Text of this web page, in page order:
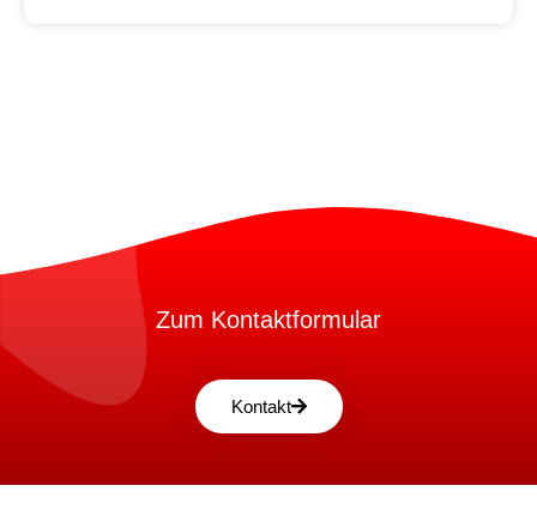
Zum Kontaktformular
Kontakt